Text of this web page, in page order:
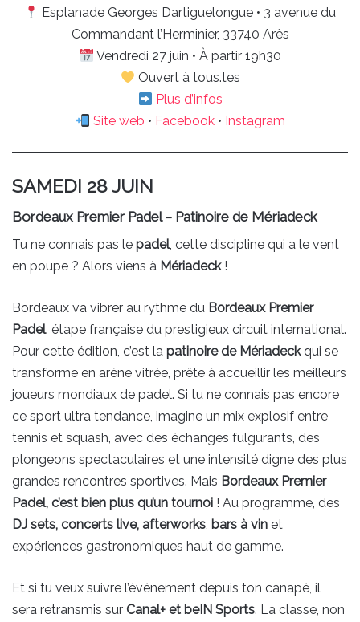
Esplanade Georges Dartiguelongue • 3 avenue du
Commandant l’Herminier, 33740 Arès
Vendredi 27 juin • À partir 19h30
Ouvert à tous.tes
Plus d’infos
Site web • Facebook• Instagram
SAMEDI 28 JUIN
Bordeaux Premier Padel– Patinoire de Mériadeck
Tu ne connais pas le padel, cette discipline qui a le vent
en poupe ? Alors viens à Mériadeck!
Bordeaux va vibrer au rythme du Bordeaux Premier
Padel, étape française du prestigieux circuit international.
Pour cette édition, c’est la patinoire de Mériadeckqui se
transforme en arène vitrée, prête à accueillir les meilleurs
joueurs mondiaux de padel. Si tu ne connais pas encore
ce sport ultra tendance, imagine un mix explosif entre
tennis et squash, avec des échanges fulgurants, des
plongeons spectaculaires et une intensité digne des plus
grandes rencontres sportives. Mais Bordeaux Premier
Padel, c’est bien plus qu’un tournoi ! Au programme, des
DJ sets, concerts live, afterworks, bars à vin et
expériences gastronomiques haut de gamme.
Et si tu veux suivre l’événement depuis ton canapé, il
sera retransmis sur Canal+ et beIN Sports. La classe, non